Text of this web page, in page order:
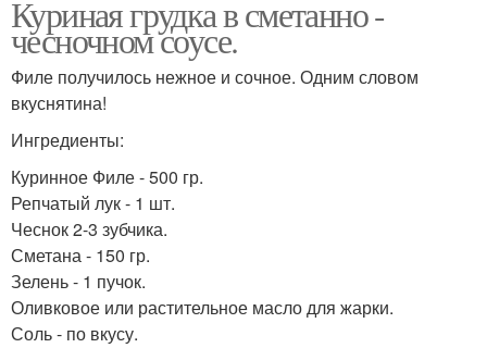
Куриная грудка в сметанно -
чесночном соусе.
Филе получилось нежное и сочное. Одним словом
вкуснятина!
Ингредиенты:
Куринное Филе - 500 гр.
Репчатый лук - 1 шт.
Чеснок 2-3 зубчика.
Сметана - 150 гр.
Зелень - 1 пучок.
Оливковое или растительное масло для жарки.
Соль - по вкусу.